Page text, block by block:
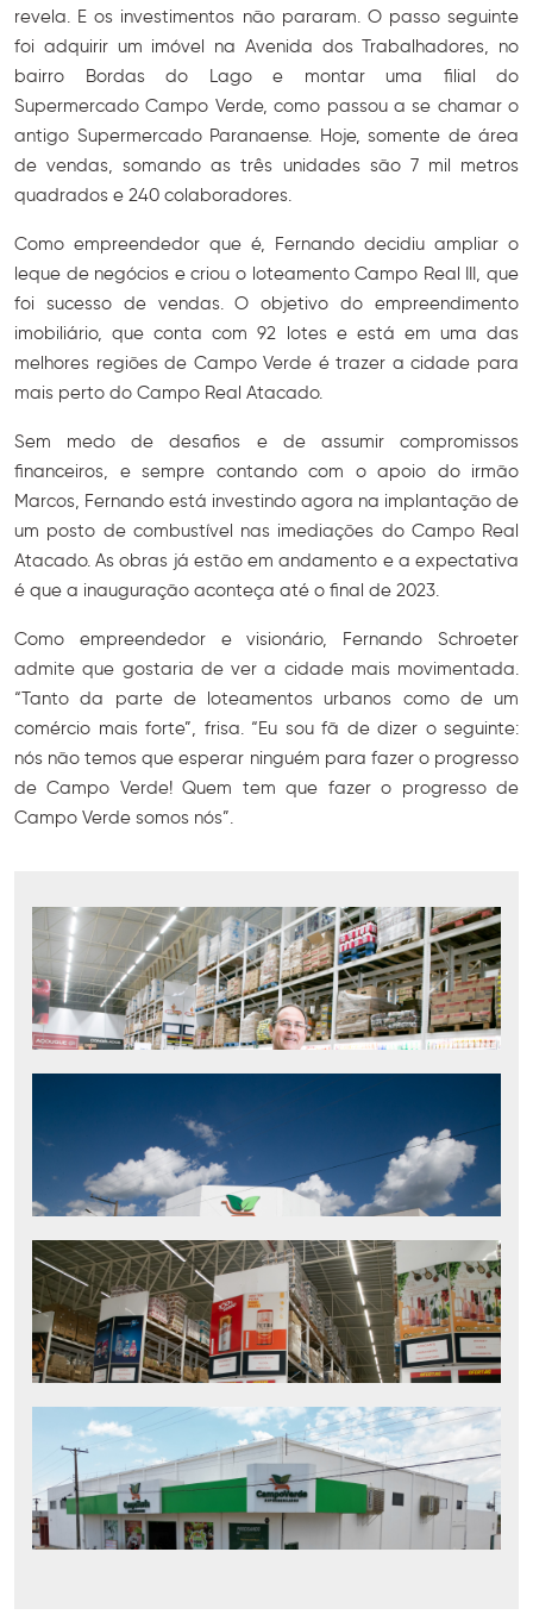
revela. E os investimentos não pararam. O passo seguinte
foi adquirir um imóvel na Avenida dos Trabalhadores, no
bairro Bordas do Lago e montar uma filial do
Supermercado Campo Verde, como passou a se chamar o
antigo Supermercado Paranaense. Hoje, somente de área
de vendas, somando as três unidades são 7 mil metros
quadrados e 240 colaboradores.
Como empreendedor que é, Fernando decidiu ampliar o
leque de negócios e criou o loteamento Campo Real III, que
foi sucesso de vendas. O objetivo do empreendimento
imobiliário, que conta com 92 lotes e está em uma das
melhores regiões de Campo Verde é trazer a cidade para
mais perto do Campo Real Atacado.
Sem medo de desafios e de assumir compromissos
financeiros, e sempre contando com o apoio do irmão
Marcos, Fernando está investindo agora na implantação de
um posto de combustível nas imediações do Campo Real
Atacado. As obras já estão em andamento e a expectativa
é que a inauguração aconteça até o final de 2023.
Como empreendedor e visionário, Fernando Schroeter
admite que gostaria de ver a cidade mais movimentada.
“Tanto da parte de loteamentos urbanos como de um
comércio mais forte”, frisa. “Eu sou fã de dizer o seguinte:
nós não temos que esperar ninguém para fazer o progresso
de Campo Verde! Quem tem que fazer o progresso de
Campo Verde somos nós”.